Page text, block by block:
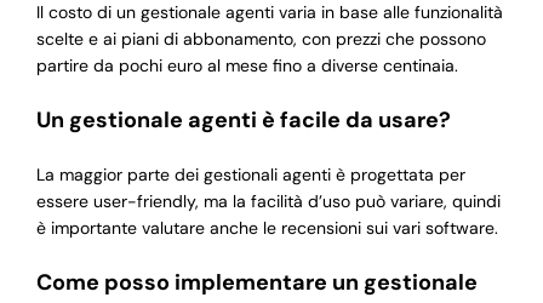
Il costo di un gestionale agenti varia in base alle funzionalità
scelte e ai piani di abbonamento, con prezzi che possono
partire da pochi euro al mese fino a diverse centinaia.
Un gestionale agenti è facile da usare?
La maggior parte dei gestionali agenti è progettata per
essere user-friendly, ma la facilità d’uso può variare, quindi
è importante valutare anche le recensioni sui vari software.
Come posso implementare un gestionale